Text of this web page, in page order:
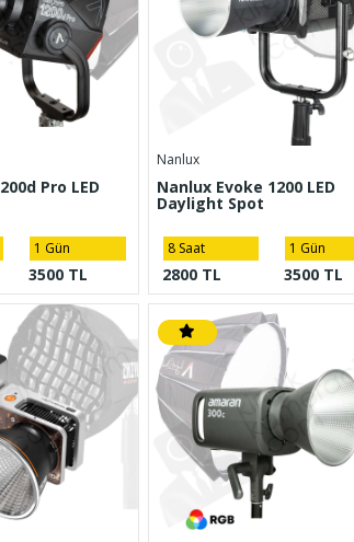
Pro LED
1 Gün
3500 TL
Nanlux
Nanlux Evoke 1200 LED
Daylight Spot
8 Saat
2800 TL
1 Gün
3500 TL